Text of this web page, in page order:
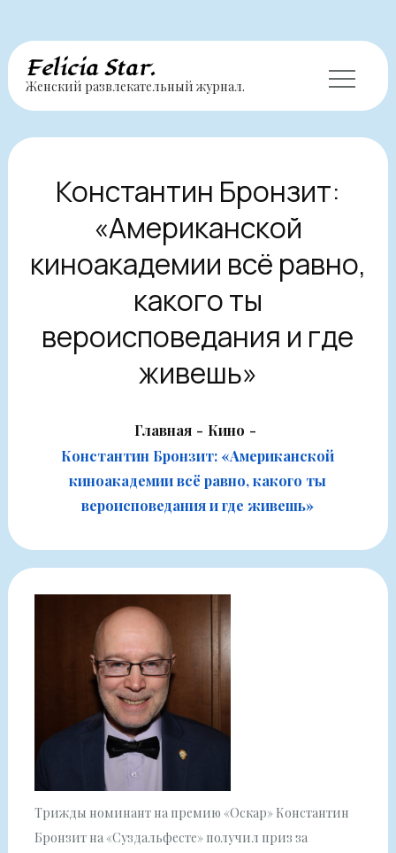
Перейти
содержимому
Felicia Star.
Женский развлекательный журнал.
Константин Бронзит:
«Американской
киноакадемии всё равно,
какого ты
вероисповедания и где
живешь»
Главная
Кино
Константин Бронзит: «Американской
киноакадемии всё равно, какого ты
вероисповедания и где живешь»
Трижды номинант на премию «Оскар» Константин
Бронзит на «Суздальфесте» получил приз за